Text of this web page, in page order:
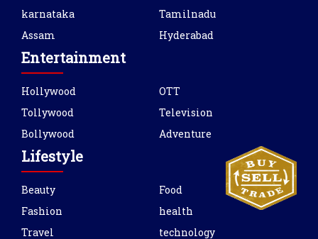
karnataka
Assam
Tamilnadu
Hyderabad
Entertainment
Hollywood
Tollywood
Bollywood
OTT
Television
Adventure
Lifestyle
Beauty
Fashion
Travel
Food
health
technology